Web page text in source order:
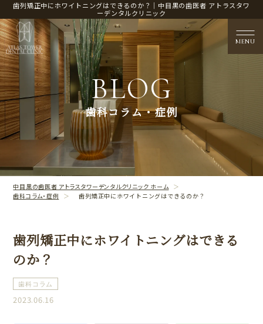
歯列矯正中にホワイトニングはできるのか？｜中目黒の歯医者 アトラスタワ
ーデンタルクリニック
MENU
医院概要
CLINIC CONTENTS
治療案内
TREATMENT CONTENTS
BLOG
歯科コラム・症例
中目黒の歯医者 アトラスタワーデンタルクリニック ホーム
歯科コラム・症例
歯列矯正中にホワイトニングはできるのか？
歯列矯正中にホワイトニングはできる
のか？
歯科コラム
2023.06.16